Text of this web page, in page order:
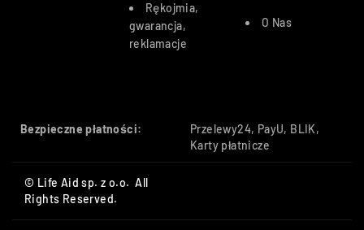
Rękojmia,
gwarancja,
reklamacje
O Nas
Bezpieczne płatności:
Przelewy24, PayU, BLIK,
Karty płatnicze
© Life Aid sp. z o.o. All
Rights Reserved.